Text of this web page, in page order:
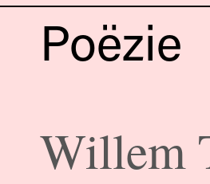
Poëzie
Willem